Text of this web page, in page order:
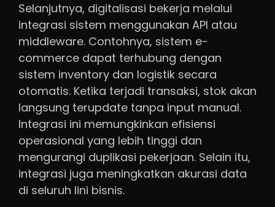
Selanjutnya, digitalisasi bekerja melalui
integrasi sistem menggunakan API atau
middleware. Contohnya, sistem e-
commerce dapat terhubung dengan
sistem inventory dan logistik secara
otomatis. Ketika terjadi transaksi, stok akan
langsung terupdate tanpa input manual.
Integrasi ini memungkinkan efisiensi
operasional yang lebih tinggi dan
mengurangi duplikasi pekerjaan. Selain itu,
integrasi juga meningkatkan akurasi data
di seluruh lini bisnis.